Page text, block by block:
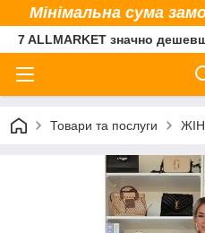
Мінімальна сума
7 ALLMARKET значно
Товари та послуги